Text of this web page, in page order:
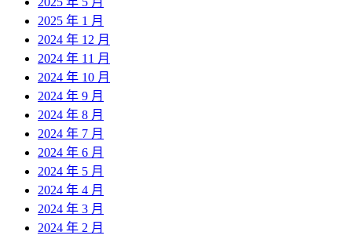
2025 年 1 月
2024 年 12 月
2024 年 11 月
2024 年 10 月
2024 年 9 月
2024 年 8 月
2024 年 7 月
2024 年 6 月
2024 年 5 月
2024 年 4 月
2024 年 3 月
2024 年 2 月